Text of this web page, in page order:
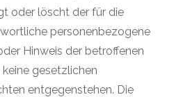
oder löscht der für die
personenbezogene
Hinweis der betroffenen
gesetzlichen
entgegenstehen. Die